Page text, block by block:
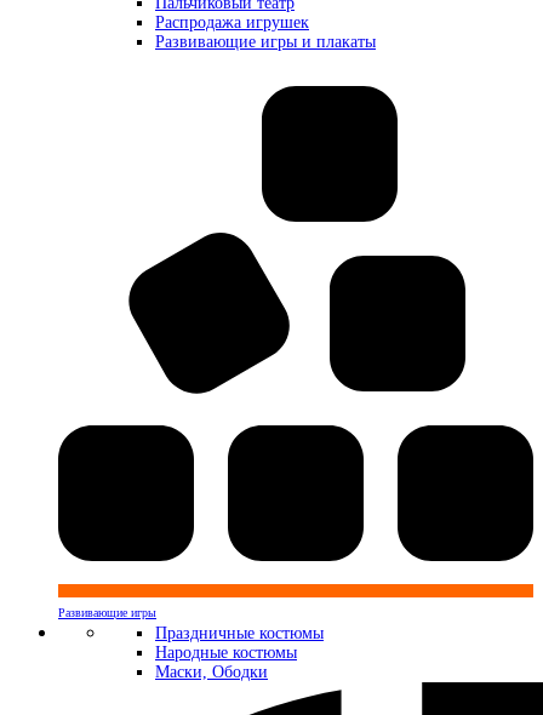
Распродажа игрушек
Развивающие игры и плакаты
Развивающие игры
Праздничные костюмы
Народные костюмы
Маски, Ободки